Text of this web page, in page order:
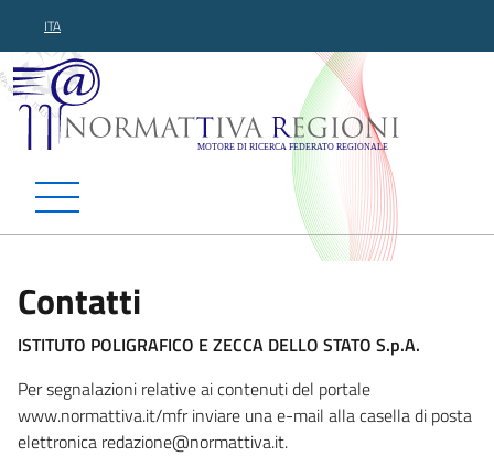
ITA
Normattiva Regioni -
Contatti
ISTITUTO POLIGRAFICO E ZECCA DELLO STATO S.p.A.
Per segnalazioni relative ai contenuti del portale
www.normattiva.it/mfr inviare una e-mail alla casella di posta
elettronica redazione@normattiva.it.